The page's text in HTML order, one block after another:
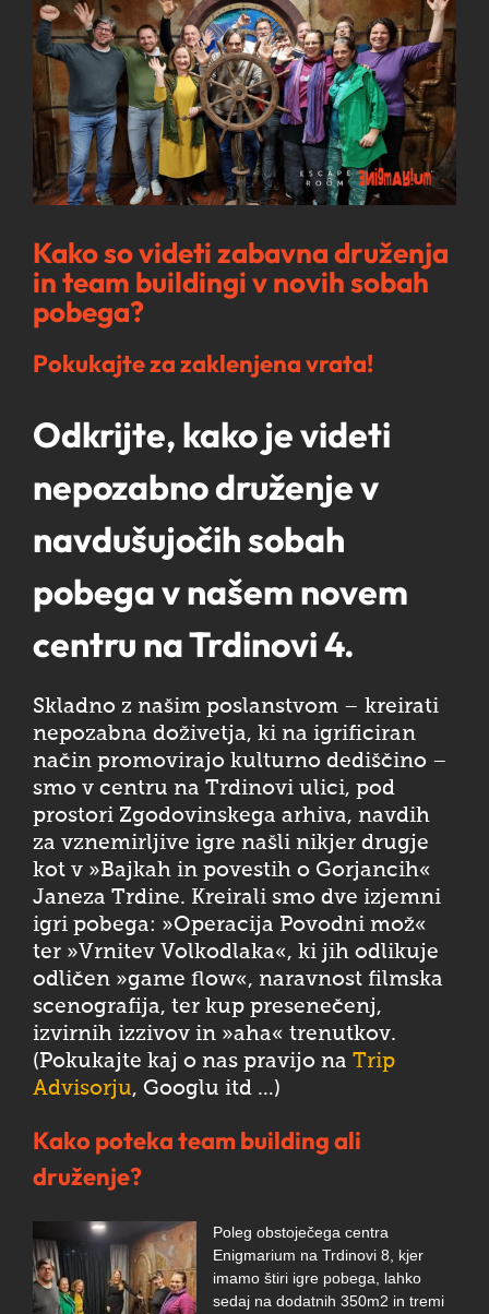
Image
Kako so videti zabavna druženja
in team buildingi v novih sobah
pobega?
Pokukajte za zaklenjena vrata!
Odkrijte, kako je videti
nepozabno druženje v
navdušujočih sobah
pobega v našem novem
centru na Trdinovi 4.
Skladno z našim poslanstvom – kreirati
nepozabna doživetja, ki na igrificiran
način promovirajo kulturno dediščino –
smo v centru na Trdinovi ulici, pod
prostori Zgodovinskega arhiva, navdih
za vznemirljive igre našli nikjer drugje
kot v »Bajkah in povestih o Gorjancih«
Janeza Trdine. Kreirali smo dve izjemni
igri pobega: »Operacija Povodni mož«
ter »Vrnitev Volkodlaka«, ki jih odlikuje
odličen »game flow«, naravnost filmska
scenografija, ter kup presenečenj,
izvirnih izzivov in »aha« trenutkov.
(Pokukajte kaj o nas pravijo na Trip
Advisorju, Googlu itd …)
Kako poteka team building ali
druženje?
Poleg obstoječega centra
Enigmarium na Trdinovi 8, kjer
imamo štiri igre pobega, lahko
sedaj na dodatnih 350m2 in tremi